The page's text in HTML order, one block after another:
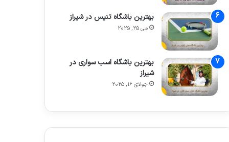
بهترین باشگاه تنیس در شیراز
می 25, 2025
بهترین باشگاه اسب سواری در
شیراز
جولای 16, 2025